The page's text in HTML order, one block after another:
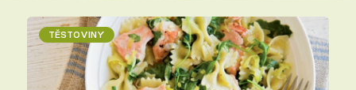
TĚSTOVINY